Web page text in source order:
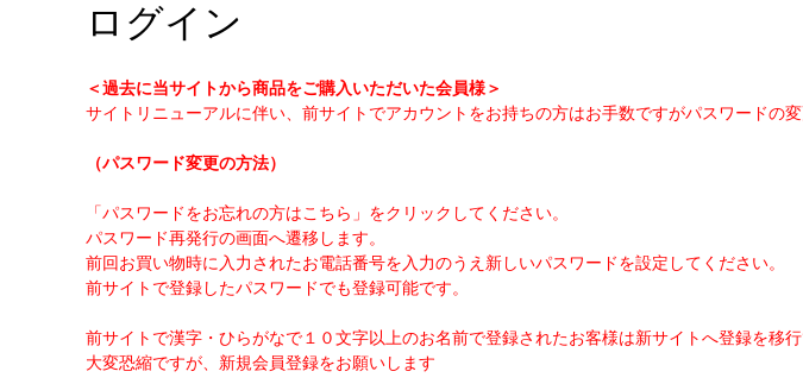
ログイン
＜過去に当サイトから商品をご購入いただいた会員様＞
サイトリニューアルに伴い、前サイトでアカウントをお持ちの方はお手数ですがパスワードの変
（パスワード変更の方法）
「パスワードをお忘れの方はこちら」をクリックしてください。
パスワード再発行の画面へ遷移します。
前回お買い物時に入力されたお電話番号を入力のうえ新しいパスワードを設定してください。
前サイトで登録したパスワードでも登録可能です。
前サイトで漢字・ひらがなで１０文字以上のお名前で登録されたお客様は新サイトへ登録を移行
大変恐縮ですが、新規会員登録をお願いします